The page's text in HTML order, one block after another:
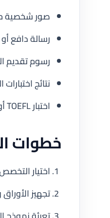
صور شخصية
رسالة دافع
رسوم تقديم
نتائج
اختبار TOEFL أو IELTS للبرامج الإنجليزية.
خطوات
اختيار
تجهيز